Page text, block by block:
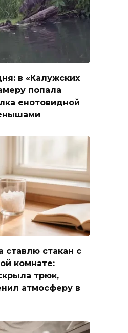
в «Калужских
попала
енотовидной
ставлю стакан с
комнате:
трюк,
атмосферу в